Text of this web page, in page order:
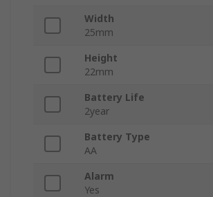
Width
25mm
Height
22mm
Battery Life
2year
Battery Type
AA
Alarm
Yes